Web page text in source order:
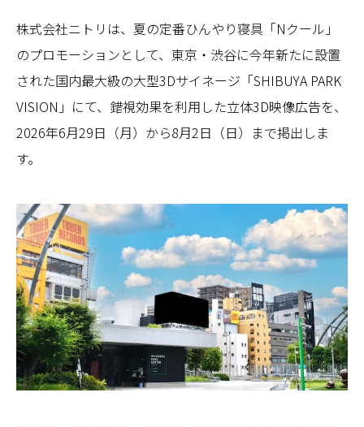
株式会社ニトリは、夏の定番ひんやり寝具「Nクール」
のプロモーションとして、東京・渋谷に今年新たに設置
された国内最大級の大型3Dサイネージ「SHIBUYA PARK
VISION」にて、錯視効果を利用した立体3D映像広告を、
2026年6月29日（月）から8月2日（日）まで掲出しま
す。